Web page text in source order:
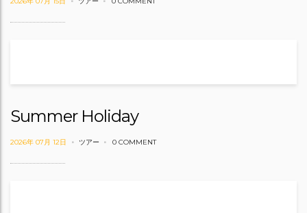
Summer Holiday
2026年 07月 12日 ツアー 0 COMMENT